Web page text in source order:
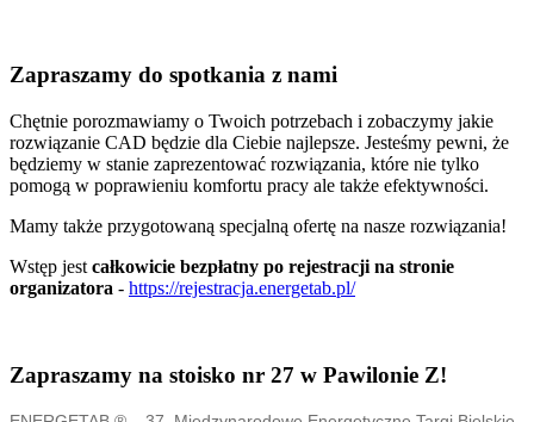
Zapraszamy do spotkania z nami
Chętnie porozmawiamy o Twoich potrzebach i zobaczymy jakie
rozwiązanie CAD będzie dla Ciebie najlepsze. Jesteśmy pewni, że
będziemy w stanie zaprezentować rozwiązania, które nie tylko
pomogą w poprawieniu komfortu pracy ale także efektywności.
Mamy także przygotowaną specjalną ofertę na nasze rozwiązania!
Wstęp jest całkowicie bezpłatny po rejestracji na stronie
organizatora - https://rejestracja.energetab.pl/
Zapraszamy na stoisko nr 27 w Pawilonie Z!